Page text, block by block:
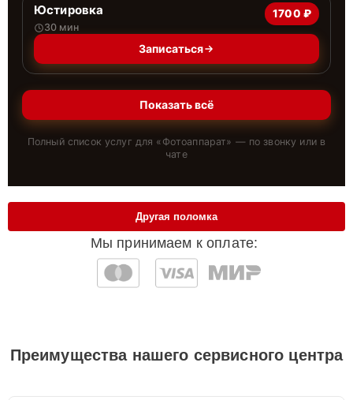
Юстировка
30 мин
1700 ₽
Записаться
Показать всё
Полный список услуг для « Фотоаппарат» — по звонку или в
чате
Мы принимаем к оплате:
Другая поломка
Преимущества нашего сервисного центра